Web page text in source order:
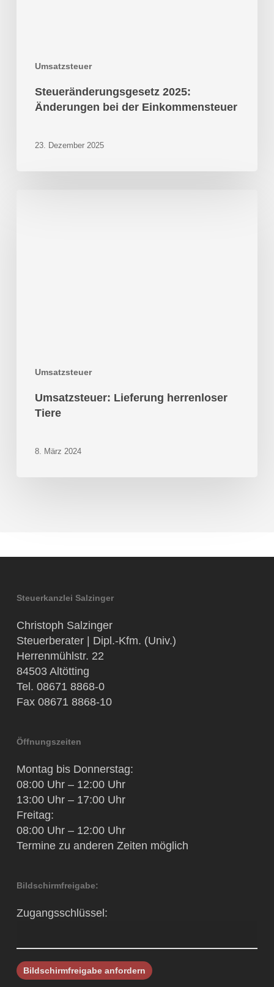
Umsatzsteuer
Steueränderungsgesetz 2025:
Änderungen bei der Einkommensteuer
23. Dezember 2025
Umsatzsteuer
Umsatzsteuer: Lieferung herrenloser
Tiere
8. März 2024
Steuerkanzlei Salzinger
Christoph Salzinger
Steuerberater | Dipl.-Kfm. (Univ.)
Herrenmühlstr. 22
84503 Altötting
Tel. 08671 8868-0
Fax 08671 8868-10
Öffnungszeiten
Montag bis Donnerstag:
08:00 Uhr – 12:00 Uhr
13:00 Uhr – 17:00 Uhr
Freitag:
08:00 Uhr – 12:00 Uhr
Termine zu anderen Zeiten möglich
Bildschirmfreigabe:
Zugangsschlüssel: